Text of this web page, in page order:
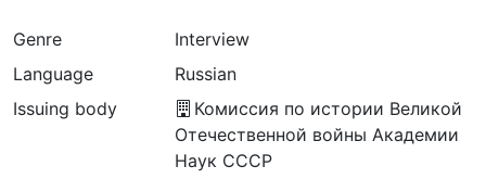
Genre
Interview
Language
Russian
Issuing body
Комиссия по истории Великой
Отечественной войны Академии
Наук СССР